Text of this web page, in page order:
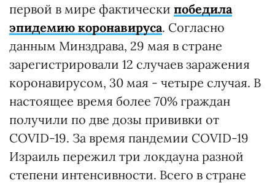
первой в мире фактически победила
эпидемию коронавируса. Согласно
данным Минздрава, 29 мая в стране
зарегистрировали 12 случаев заражения
коронавирусом, 30 мая - четыре случая. В
настоящее время более 70% граждан
получили по две дозы прививки от
COVID-19. За время пандемии COVID-19
Израиль пережил три локдауна разной
степени интенсивности. Всего в стране